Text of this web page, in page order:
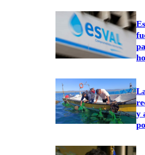
y